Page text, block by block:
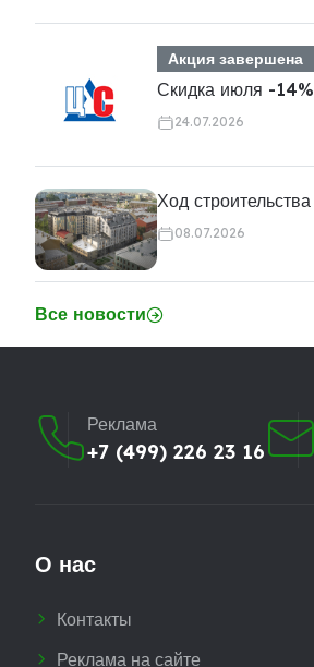
Акция завершена
Скидка июля -
24.07.2026
Ход
08.07.2026
Все новости
Реклама
+7 (499) 226 23 16
О нас
Контакты
Реклама на сайте